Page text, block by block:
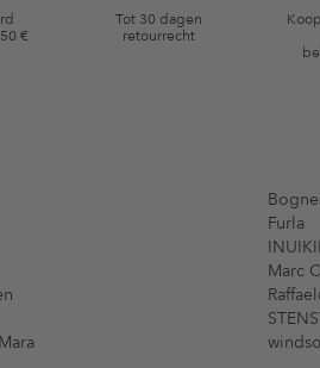
€
Tot 30 dagen
retourrecht
Furla
INUIKII
Marc